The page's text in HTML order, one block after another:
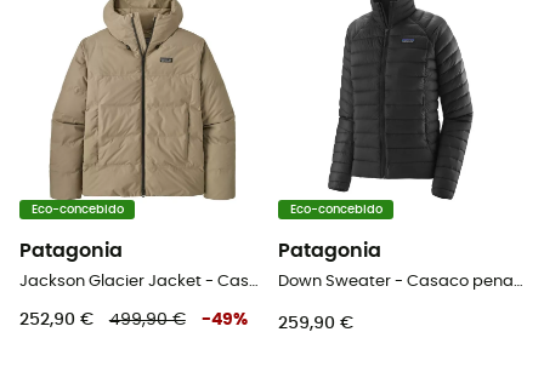
Eco-concebido
Patagonia
Jackson Glacier Jacket - Casaco penas homem
252,90 € 499,90 € -49%
Eco-concebido
Patagonia
Down Sweater - Casaco penas mulher
259,90 €